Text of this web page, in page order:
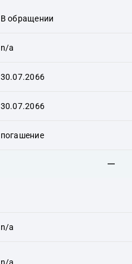
В обращении
n/a
30.07.2066
30.07.2066
погашение
n/a
n/a